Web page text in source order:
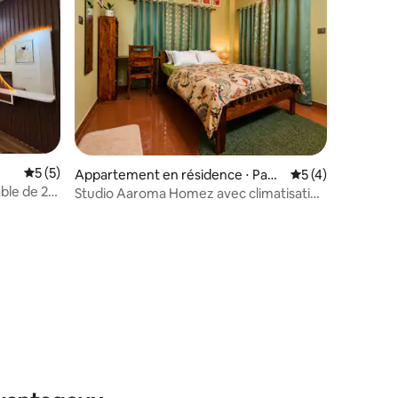
: 4,99 sur 5
Évaluation moyenne sur la base de 5 commentaires : 5 sur 5
5 (5)
de 2
Appartement en résidence ⋅ Panc
hanai
Évaluation
5 (4)
Studio Aaroma Homez avec climatisation